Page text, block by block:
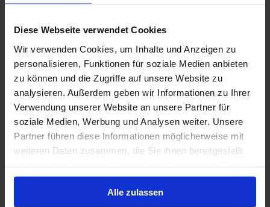
Diese Webseite verwendet Cookies
Wir verwenden Cookies, um Inhalte und Anzeigen zu
personalisieren, Funktionen für soziale Medien anbieten
zu können und die Zugriffe auf unsere Website zu
analysieren. Außerdem geben wir Informationen zu Ihrer
Verwendung unserer Website an unsere Partner für
soziale Medien, Werbung und Analysen weiter. Unsere
Partner führen diese Informationen möglicherweise mit
weiteren Daten zusammen, die Sie ihnen bereitgestellt
gesammelt haben.
Alle zulassen
989 €p. P.
1.570 €
1.174 €p. P.
1.925 €
2.462 €
Kreuzfahrt mit Flug, Hotel, Ausflüge
Norwegian Breakaway - Jazz-Rhythmen in New
Orleans & Karibik-Träume auf den ABC-Inseln
Ab New Orleans (Louisiana) An Boston
Norwegian Breakaway
Dreamlines Package Zug zum Flug Vollpension